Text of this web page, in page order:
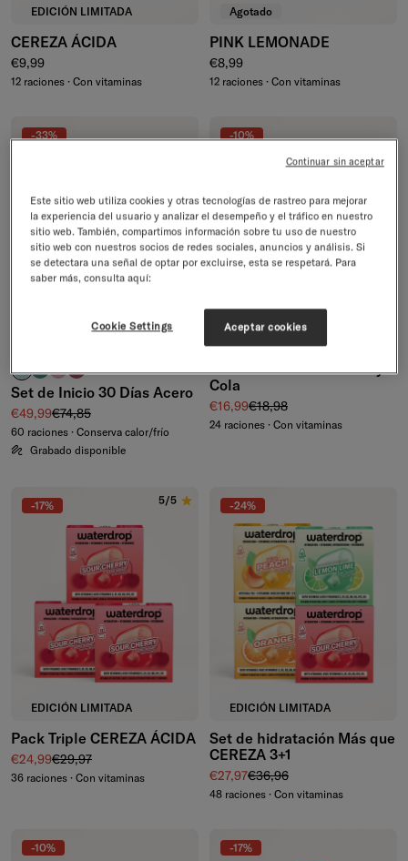
EDICIÓN LIMITADA
CEREZA ÁCIDA
Precio normal
€9,99
12 raciones · Con vitaminas
Agotado
PINK LEMONADE
Precio normal
€8,99
12 raciones · Con vitaminas
-33%
turquesa pastel
azul petróleo
rosa pastel
rosa
+5
Set de Inicio 30 Días Acero
Precio de venta
€49,99Precio normal
€74,85
60 raciones · Conserva calor/frío
Grabado disponible
-10%
EDICIÓN LIMITADA
Set de hidratación Cherry
Cola
Precio de venta
€16,99Precio normal
€18,98
24 raciones · Con vitaminas
-17%
EDICIÓN LIMITADA
5/5
Pack Triple CEREZA ÁCIDA
Precio de venta
€24,99Precio normal
€29,97
36 raciones · Con vitaminas
-24%
EDICIÓN LIMITADA
Set de hidratación Más que
CEREZA 3+1
Precio de venta
€27,97Precio normal
€36,96
48 raciones · Con vitaminas
-10% -17%
Este sitio web utiliza cookies y otras tecnologías de rastreo para mejorar
la experiencia del usuario y analizar el desempeño y el tráfico en nuestro
sitio web. También, compartimos información sobre tu uso de nuestro
sitio web con nuestros socios de redes sociales, anuncios y análisis. Si
se detectara una señal de optar por excluirse, esta se respetará. Para
saber más, consulta aquí:
Aceptar cookies
Cookie Settings
Continuar sin aceptar